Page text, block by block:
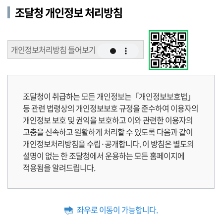
조달청 개인정보 처리방침
개인정보처리방침 들어보기
조달청이 취급하는 모든 개인정보는「개인정보보호법」
등 관련 법령상의 개인정보보호 규정을 준수하여 이용자의
개인정보 보호 및 권익을 보호하고 이와 관련한 이용자의
고충을 신속하고 원활하게 처리할 수 있도록 다음과 같이
개인정보처리방침을 수립·공개합니다. 이 방침은 별도의
설명이 없는 한 조달청에서 운용하는 모든 홈페이지에
적용됨을 알려드립니다.
좌우로 이동이 가능합니다.